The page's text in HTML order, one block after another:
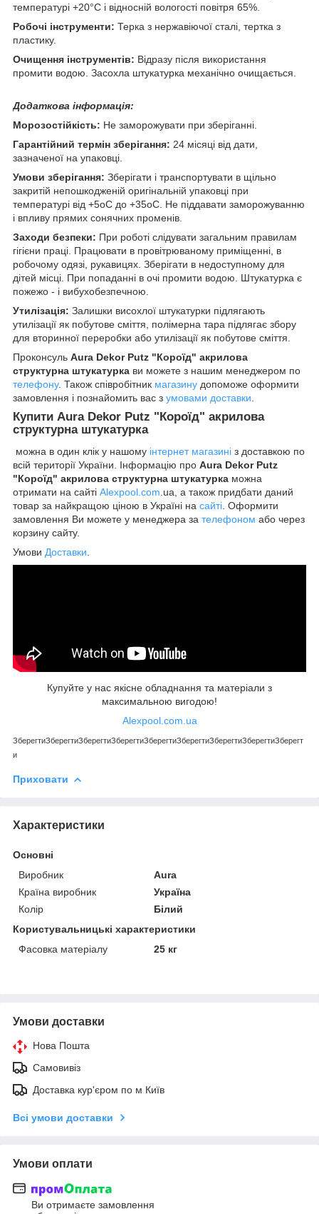
температурі +20°C і відносній вологості повітря 65%.
Робочі інструменти: Терка з нержавіючої сталі, тертка з
пластику.
Очищення інструментів: Відразу після використання
промити водою. Засохла штукатурка механічно очищається.
Додаткова інформація:
Морозостійкість: Не заморожувати при зберіганні.
Гарантійний термін зберігання: 24 місяці від дати,
зазначеної на упаковці.
Умови зберігання: Зберігати і транспортувати в щільно
закритій непошкодженій оригінальній упаковці при
температурі від +5оС до +35оС. Не піддавати заморожуванню
і впливу прямих сонячних променів.
Заходи безпеки: При роботі слідувати загальним правилам
гігієни праці. Працювати в провітрюваному приміщенні, в
робочому одязі, рукавицях. Зберігати в недоступному для
дітей місці. При попаданні в очі промити водою. Штукатурка є
пожежо - і вибухобезпечною.
Утилізація: Залишки висохлої штукатурки підлягають
утилізації як побутове сміття, полімерна тара підлягає збору
для вторинної переробки або утилізації як побутове сміття.
Проконсуль Aura Dekor Putz "Короїд" акрилова
структурна штукатурка ви можете з нашим менеджером по
телефону. Також співробітник магазину допоможе оформити
замовлення і познайомить вас з умовами доставки
Купити Aura Dekor Putz "Короїд" акрилова
структурна штукатурка
можна в один клік у нашому інтернет магазині з доставкою по
всій території України. Інформацію про Aura Dekor Putz
"Короїд" акрилова структурна штукатурка можна
отримати на сайті Alexpool.com .ua, а також придбати даний
товар за найкращою ціною в Україні на сайті . Оформити
замовлення Ви можете у менеджера за телефоном або через
корзину сайту.
Умови Доставки
Купуйте у нас якісне обладнання та матеріали з
максимальною вигодою!
Alexpool.com.ua
ЗберегтиЗберегтиЗберегтиЗберегтиЗберегтиЗберегтиЗберегтиЗберегтиЗберегт
и
Приховати
Характеристики
Основні
Виробник
Aura
Країна виробник
Україна
Колір
Білий
Користувальницькі характеристики
Фасовка матеріалу
25 кг
Умови доставки
Нова Пошта
Самовивіз
Доставка кур'єром по м Київ
Всі умови доставки
Умови оплати
Ви отримаєте замовлення